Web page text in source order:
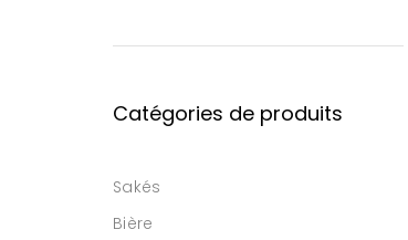
Catégories de produits
Sakés
Bière